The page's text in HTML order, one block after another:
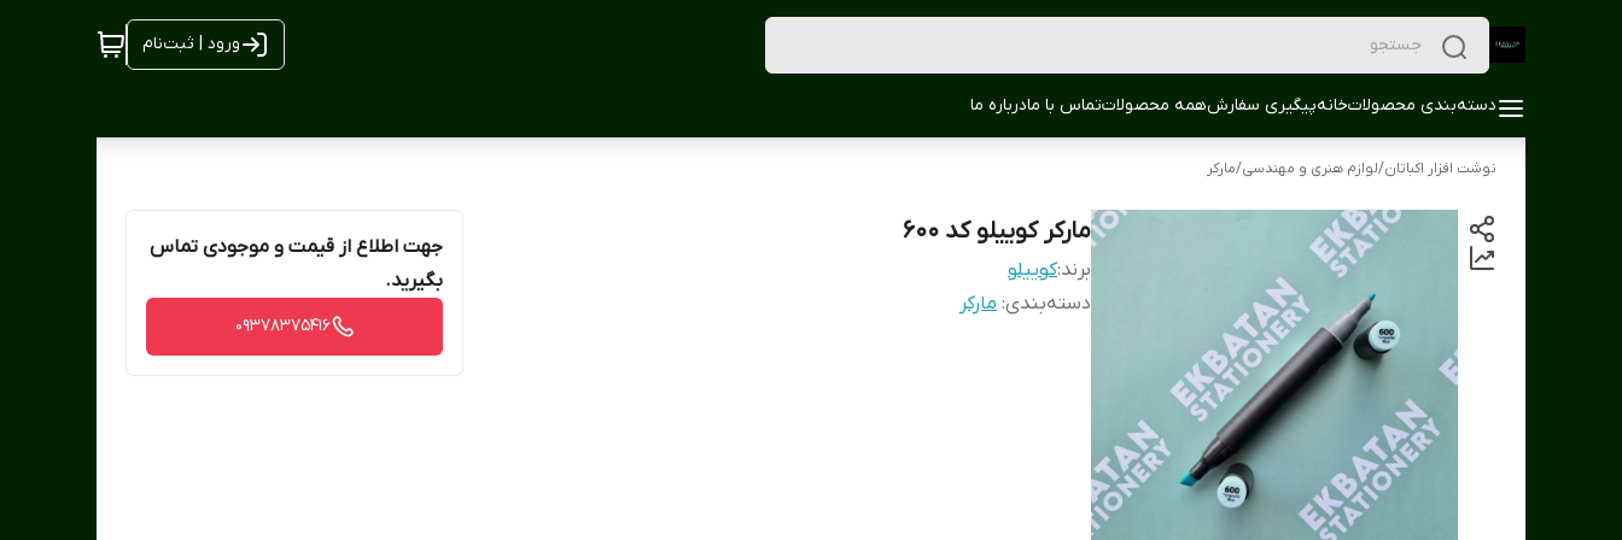
ورود | ثبت‌نام
دسته‌بندی محصولاتخانهپیگیری سفارشهمه محصولاتتماس با مادرباره ما
نوشت افزار اکباتان/لوازم هنری و مهندسی/مارکر
مارکر کوییلو کد 600
برند:کوییلو
دسته‌بندی: مارکر
جهت اطلاع از قیمت و موجودی تماس
بگیرید.
09378375416